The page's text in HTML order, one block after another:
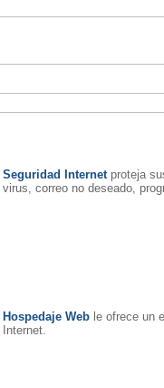
Seguridad Internetproteja
virus, correo no deseado,
Hospedaje Web le ofrece un
Internet.